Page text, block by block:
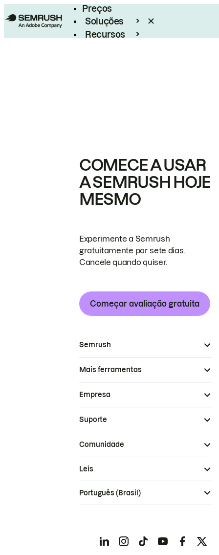
Preços
Soluções
Recursos
COMECE A USAR
A SEMRUSH HOJE
MESMO
Experimente a Semrush
gratuitamente por sete dias.
Cancele quando quiser.
Começar avaliação gratuita
Semrush
Mais ferramentas
Empresa
Suporte
Comunidade
Leis
Português (Brasil)